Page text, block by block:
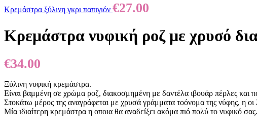
Κρεμάστρα ξύλινη γκρι παπιγιόν €27.00
Κρεμάστρα νυφική ροζ με χρυσό
€34.00
Ξύλινη νυφική κρεμάστρα.
Είναι βαμμένη σε χρώμα ροζ, διακοσμημένη με δαντέλα ιβουάρ πέρλες και
Στοκάτω μέρος της αναγράφεται με χρυσά γράμματα τοόνομα της νύφης, η
Μία ιδιαίτερη κρεμάστρα η οποια θα αναδείξει ακόμα πιό πολύ το νυφικό σας.